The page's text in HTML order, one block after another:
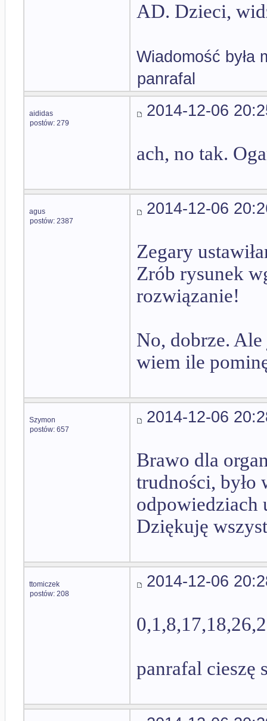
AD. Dzieci,
Wiadomość była
panrafal
aididas
postów: 279
2014-12-06
ach, no tak.
agus
postów: 2387
2014-12-06
Zegary
Zrób rysunek
rozwiązanie!
No, dobrze.
wiem ile
Szymon
postów: 657
2014-12-06
Brawo dla
trudności, było
odpowiedziach
Dziękuję
ttomiczek
postów: 208
2014-12-06
panrafal cieszę